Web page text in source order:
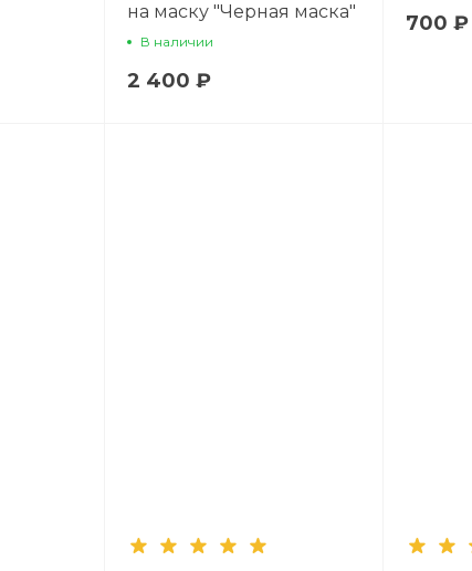
на маску "Черная маска"
В наличии
2 400 ₽
700 ₽